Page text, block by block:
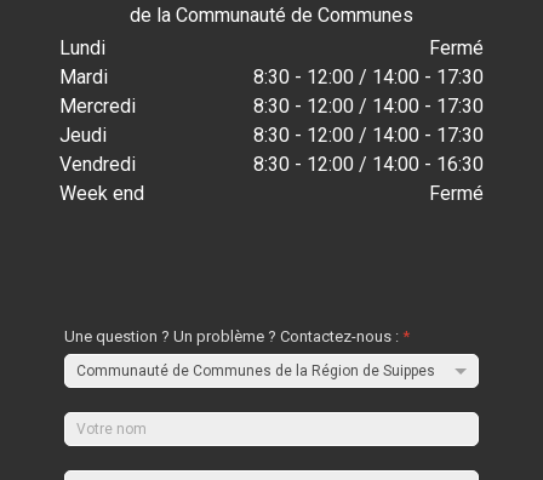
de la Communauté de Communes
Lundi
Fermé
Mardi
8:30 - 12:00 / 14:00 - 17:30
Mercredi
8:30 - 12:00 / 14:00 - 17:30
Jeudi
8:30 - 12:00 / 14:00 - 17:30
Vendredi
8:30 - 12:00 / 14:00 - 16:30
Week end
Fermé
Une question ? Un problème ? Contactez-nous :*